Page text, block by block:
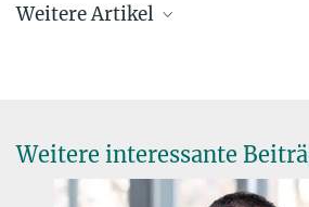
Max-Planck-Institut für
Weitere Artikel
Weitere interessante